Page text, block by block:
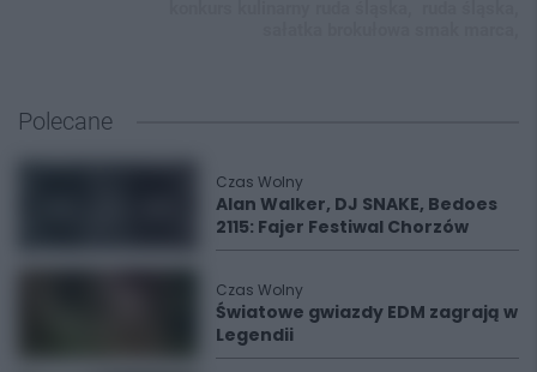
Polecane
Czas Wolny
Alan Walker, DJ SNAKE, Bedoes
2115: Fajer Festiwal Chorzów
Czas Wolny
Światowe gwiazdy EDM zagrają w
Legendii